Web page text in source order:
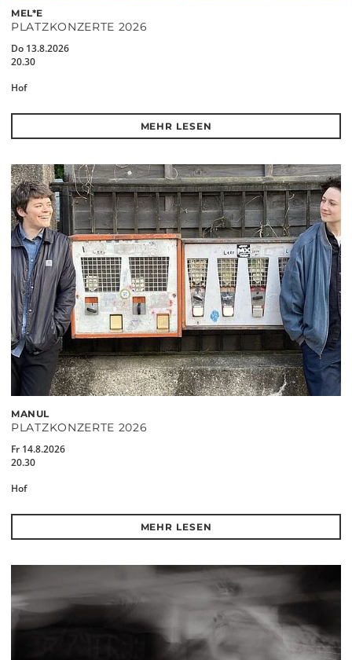
MEL*E
PLATZKONZERTE 2026
Do 13.8.2026
20.30
Hof
MEHR LESEN
MANUL
PLATZKONZERTE 2026
Fr 14.8.2026
20.30
Hof
MEHR LESEN